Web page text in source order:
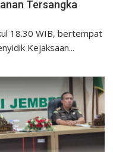
Tersangka
18.30 WIB, bertempat
Kejaksaan...